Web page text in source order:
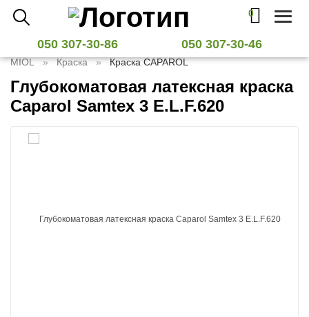
0
Toggle
050 307-30-86 050 307-30-46
MIOL Краска Краска CAPAROL
Глубокоматовая латексная краска
Caparol Samtex 3 E.L.F.620